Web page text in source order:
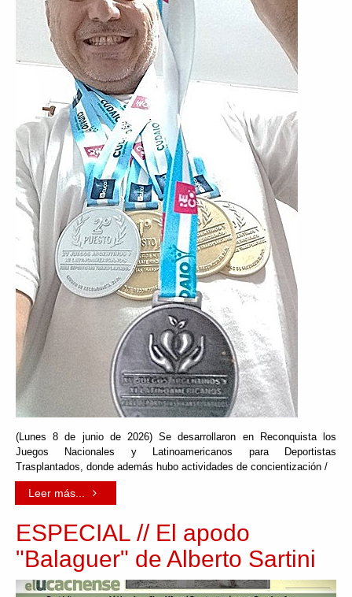
(Lunes 8 de junio de 2026) Se desarrollaron en Reconquista los
Juegos Nacionales y Latinoamericanos para Deportistas
Trasplantados, donde además hubo actividades de concientización /
Leer más...
ESPECIAL // El apodo
"Balaguer" de Alberto Sartini